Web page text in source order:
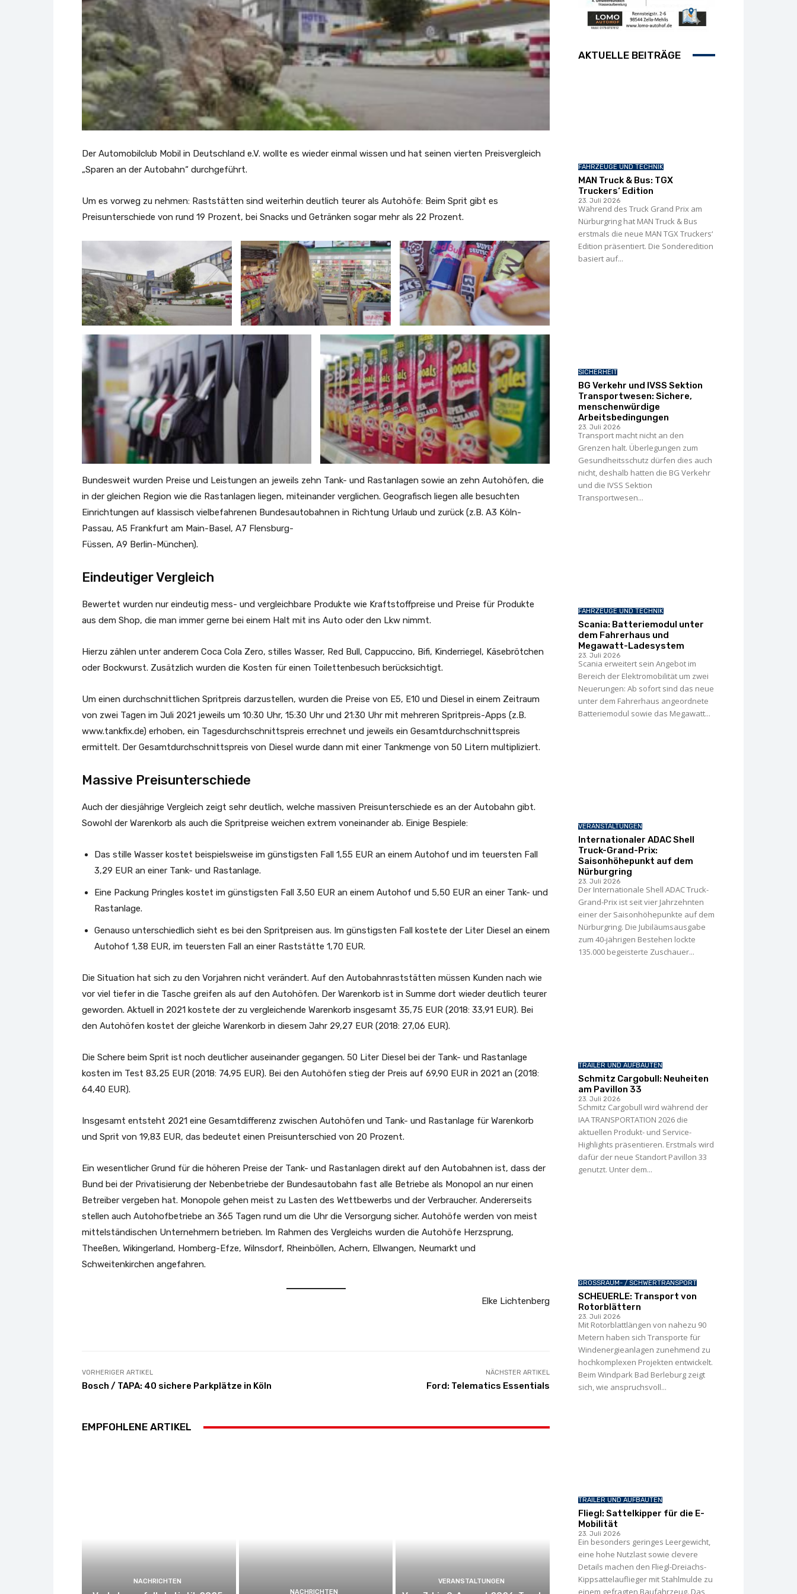
Der Automobilclub Mobil in Deutschland e.V. wollte es wieder einmal wissen und hat seinen vierten Preisvergleich
„Sparen an der Autobahn“ durchgeführt.
Um es vorweg zu nehmen: Raststätten sind weiterhin deutlich teurer als Autohöfe: Beim Sprit gibt es
Preisunterschiede von rund 19 Prozent, bei Snacks und Getränken sogar mehr als 22 Prozent.
Bundesweit wurden Preise und Leistungen an jeweils zehn Tank- und Rastanlagen sowie an zehn Autohöfen, die
in der gleichen Region wie die Rastanlagen liegen, miteinander verglichen. Geografisch liegen alle besuchten
Einrichtungen auf klassisch vielbefahrenen Bundesautobahnen in Richtung Urlaub und zurück (z.B. A3 Köln-
Passau, A5 Frankfurt am Main-Basel, A7 Flensburg-
Füssen, A9 Berlin-München).
Eindeutiger Vergleich
Bewertet wurden nur eindeutig mess- und vergleichbare Produkte wie Kraftstoffpreise und Preise für Produkte
aus dem Shop, die man immer gerne bei einem Halt mit ins Auto oder den Lkw nimmt.
Hierzu zählen unter anderem Coca Cola Zero, stilles Wasser, Red Bull, Cappuccino, Bifi, Kinderriegel, Käsebrötchen
oder Bockwurst. Zusätzlich wurden die Kosten für einen Toilettenbesuch berücksichtigt.
Um einen durchschnittlichen Spritpreis darzustellen, wurden die Preise von E5, E10 und Diesel in einem Zeitraum
von zwei Tagen im Juli 2021 jeweils um 10:30 Uhr, 15:30 Uhr und 21:30 Uhr mit mehreren Spritpreis-Apps (z.B.
www.tankfix.de) erhoben, ein Tagesdurchschnittspreis errechnet und jeweils ein Gesamtdurchschnittspreis
ermittelt. Der Gesamtdurchschnittspreis von Diesel wurde dann mit einer Tankmenge von 50 Litern multipliziert.
Massive Preisunterschiede
Auch der diesjährige Vergleich zeigt sehr deutlich, welche massiven Preisunterschiede es an der Autobahn gibt.
Sowohl der Warenkorb als auch die Spritpreise weichen extrem voneinander ab. Einige Bespiele:
Das stille Wasser kostet beispielsweise im günstigsten Fall 1,55 EUR an einem Autohof und im teuersten Fall
3,29 EUR an einer Tank- und Rastanlage.
Eine Packung Pringles kostet im günstigsten Fall 3,50 EUR an einem Autohof und 5,50 EUR an einer Tank- und
Rastanlage.
Genauso unterschiedlich sieht es bei den Spritpreisen aus. Im günstigsten Fall kostete der Liter Diesel an einem
Autohof 1,38 EUR, im teuersten Fall an einer Raststätte 1,70 EUR.
Die Situation hat sich zu den Vorjahren nicht verändert. Auf den Autobahnraststätten müssen Kunden nach wie
vor viel tiefer in die Tasche greifen als auf den Autohöfen. Der Warenkorb ist in Summe dort wieder deutlich teurer
geworden. Aktuell in 2021 kostete der zu vergleichende Warenkorb insgesamt 35,75 EUR (2018: 33,91 EUR). Bei
den Autohöfen kostet der gleiche Warenkorb in diesem Jahr 29,27 EUR (2018: 27,06 EUR).
Die Schere beim Sprit ist noch deutlicher auseinander gegangen. 50 Liter Diesel bei der Tank- und Rastanlage
kosten im Test 83,25 EUR (2018: 74,95 EUR). Bei den Autohöfen stieg der Preis auf 69,90 EUR in 2021 an (2018:
64,40 EUR).
Insgesamt entsteht 2021 eine Gesamtdifferenz zwischen Autohöfen und Tank- und Rastanlage für Warenkorb
und Sprit von 19,83 EUR, das bedeutet einen Preisunterschied von 20 Prozent.
Ein wesentlicher Grund für die höheren Preise der Tank- und Rastanlagen direkt auf den Autobahnen ist, dass der
Bund bei der Privatisierung der Nebenbetriebe der Bundesautobahn fast alle Betriebe als Monopol an nur einen
Betreiber vergeben hat. Monopole gehen meist zu Lasten des Wettbewerbs und der Verbraucher. Andererseits
stellen auch Autohofbetriebe an 365 Tagen rund um die Uhr die Versorgung sicher. Autohöfe werden von meist
mittelständischen Unternehmern betrieben. Im Rahmen des Vergleichs wurden die Autohöfe Herzsprung,
Theeßen, Wikingerland, Homberg-Efze, Wilnsdorf, Rheinböllen, Achern, Ellwangen, Neumarkt und
Schweitenkirchen angefahren.
Elke Lichtenberg
VORHERIGER ARTIKEL
Bosch / TAPA: 40 sichere Parkplätze in Köln
NÄCHSTER ARTIKEL
Ford: Telematics Essentials
EMPFOHLENE ARTIKEL
NACHRICHTEN
NACHRICHTEN
VERANSTALTUNGEN
AKTUELLE BEITRÄGE
FAHRZEUGE UND TECHNIK
MAN Truck & Bus: TGX
Truckers‘ Edition
23. Juli 2026
Während des Truck Grand Prix am
Nürburgring hat MAN Truck & Bus
erstmals die neue MAN TGX Truckers‘
Edition präsentiert. Die Sonderedition
basiert auf...
SICHERHEIT
BG Verkehr und IVSS Sektion
Transportwesen: Sichere,
menschenwürdige
Arbeitsbedingungen
23. Juli 2026
Transport macht nicht an den
Grenzen halt. Überlegungen zum
Gesundheitsschutz dürfen dies auch
nicht, deshalb hatten die BG Verkehr
und die IVSS Sektion
Transportwesen...
FAHRZEUGE UND TECHNIK
Scania: Batteriemodul unter
dem Fahrerhaus und
Megawatt-Ladesystem
23. Juli 2026
Scania erweitert sein Angebot im
Bereich der Elektromobilität um zwei
Neuerungen: Ab sofort sind das neue
unter dem Fahrerhaus angeordnete
Batteriemodul sowie das Megawatt...
VERANSTALTUNGEN
Internationaler ADAC Shell
Truck-Grand-Prix:
Saisonhöhepunkt auf dem
Nürburgring
23. Juli 2026
Der Internationale Shell ADAC Truck-
Grand-Prix ist seit vier Jahrzehnten
einer der Saisonhöhepunkte auf dem
Nürburgring. Die Jubiläumsausgabe
zum 40-jährigen Bestehen lockte
135.000 begeisterte Zuschauer...
TRAILER UND AUFBAUTEN
Schmitz Cargobull: Neuheiten
am Pavillon 33
23. Juli 2026
Schmitz Cargobull wird während der
IAA TRANSPORTATION 2026 die
aktuellen Produkt- und Service-
Highlights präsentieren. Erstmals wird
dafür der neue Standort Pavillon 33
genutzt. Unter dem...
GROSSRAUM- / SCHWERTRANSPORT
SCHEUERLE: Transport von
Rotorblättern
23. Juli 2026
Mit Rotorblattlängen von nahezu 90
Metern haben sich Transporte für
Windenergie­anlagen zunehmend zu
hochkomplexen Projekten entwickelt.
Beim Windpark Bad Berleburg zeigt
sich, wie anspruchsvoll...
TRAILER UND AUFBAUTEN
Fliegl: Sattelkipper für die E-
Mobilität
23. Juli 2026
Ein besonders geringes Leergewicht,
eine hohe Nutzlast sowie clevere
Details machen den Fliegl-Dreiachs-
Kippsattelauflieger mit Stahlmulde zu